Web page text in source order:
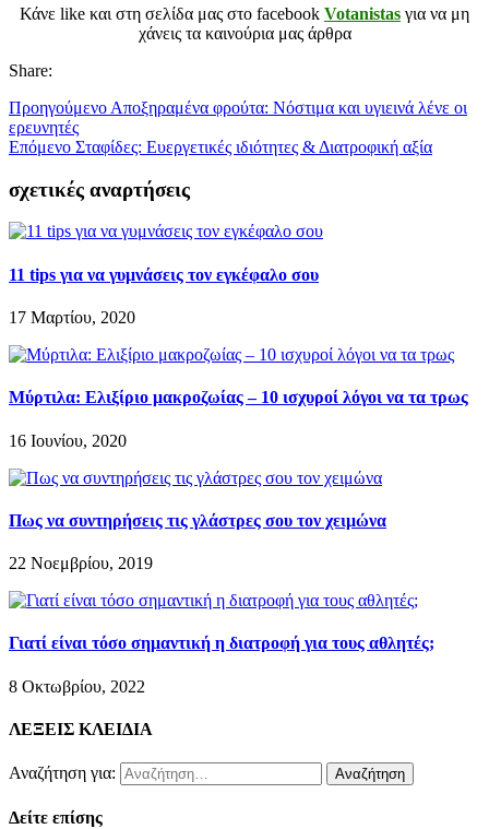
Κάνε like και στη σελίδα μας στο facebook Votanistas για να μη
χάνεις τα καινούρια μας άρθρα
Share:
Προηγούμενο Αποξηραμένα φρούτα: Νόστιμα και υγιεινά λένε οι
ερευνητές
Επόμενο Σταφίδες: Ευεργετικές ιδιότητες & Διατροφική αξία
σχετικές αναρτήσεις
11 tips για να γυμνάσεις τον εγκέφαλο σου
17 Μαρτίου, 2020
Μύρτιλα: Ελιξίριο μακροζωίας – 10 ισχυροί λόγοι να τα τρως
16 Ιουνίου, 2020
Πως να συντηρήσεις τις γλάστρες σου τον χειμώνα
22 Νοεμβρίου, 2019
Γιατί είναι τόσο σημαντική η διατροφή για τους αθλητές;
8 Οκτωβρίου, 2022
ΛΕΞΕΙΣ ΚΛΕΙΔΙΑ
Αναζήτηση για:
Δείτε επίσης